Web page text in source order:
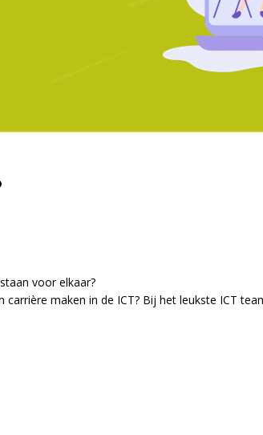
voor elkaar?
maken in de ICT? Bij het leukste ICT